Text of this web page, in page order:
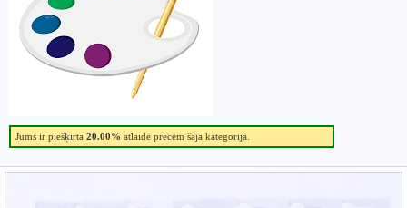
Jums ir piešķirta 20.00% atlaide precēm šajā kategorijā.